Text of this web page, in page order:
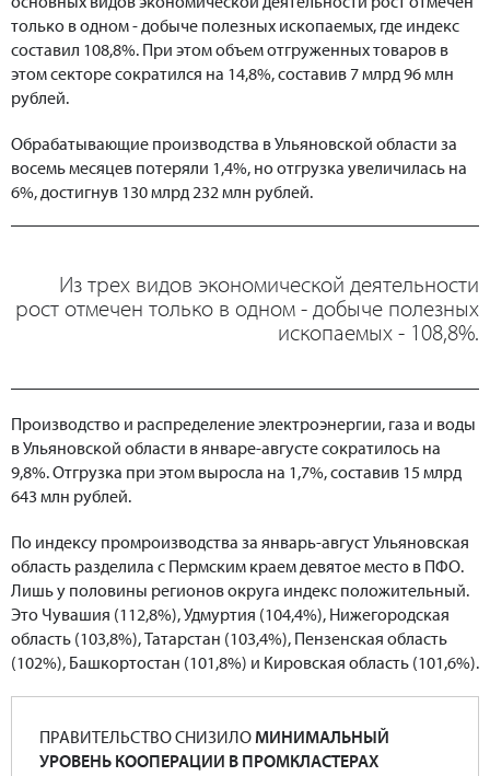
только в одном - добыче полезных ископаемых, где индекс
составил 108,8%. При этом объем отгруженных товаров в
этом секторе сократился на 14,8%, составив 7 млрд 96 млн
рублей.
Обрабатывающие производства в Ульяновской области за
восемь месяцев потеряли 1,4%, но отгрузка увеличилась на
6%, достигнув 130 млрд 232 млн рублей.
Из трех видов экономической деятельности
рост отмечен только в одном - добыче полезных
ископаемых - 108,8%.
Производство и распределение электроэнергии, газа и воды
в Ульяновской области в январе-августе сократилось на
9,8%. Отгрузка при этом выросла на 1,7%, составив 15 млрд
643 млн рублей.
По индексу промроизводства за январь-август Ульяновская
область разделила с Пермским краем девятое место в ПФО.
Лишь у половины регионов округа индекс положительный.
Это Чувашия (112,8%), Удмуртия (104,4%), Нижегородская
область (103,8%), Татарстан (103,4%), Пензенская область
(102%), Башкортостан (101,8%) и Кировская область (101,6%).
ПРАВИТЕЛЬСТВО СНИЗИЛО МИНИМАЛЬНЫЙ
УРОВЕНЬ КООПЕРАЦИИ В ПРОМКЛАСТЕРАХ